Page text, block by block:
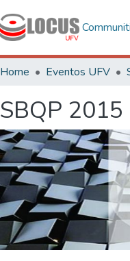
Home Eventos UFV
SBQP 2015